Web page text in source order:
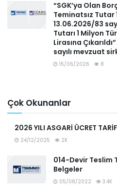
“SGK’ya Olan
Teminatsız Tutar
13.06.2026/83
Tutarı 1 Milyon
Lirasına
sayılı mevzuat
15/06/2026 8
Çok Okunanlar
2026 YILI ASGARİ ÜCRET
24/12/2025 2K
014-Devir Teslim
Belgeler
05/08/2022 3.4K